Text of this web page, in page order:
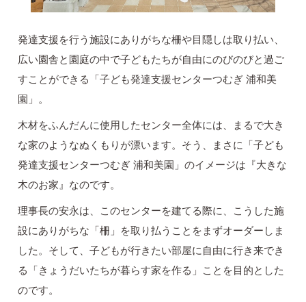
発達支援を行う施設にありがちな柵や目隠しは取り払い、
広い園舎と園庭の中で子どもたちが自由にのびのびと過ご
すことができる「子ども発達支援センターつむぎ 浦和美
園」。
木材をふんだんに使用したセンター全体には、まるで大き
な家のようなぬくもりが漂います。そう、まさに「子ども
発達支援センターつむぎ 浦和美園」のイメージは『大きな
木のお家』なのです。
理事長の安永は、このセンターを建てる際に、こうした施
設にありがちな「柵」を取り払うことをまずオーダーしま
した。そして、子どもが行きたい部屋に自由に行き来でき
る「きょうだいたちが暮らす家を作る」ことを目的とした
のです。